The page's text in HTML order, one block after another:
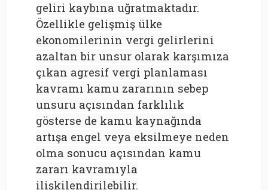
geliri kaybına uğratmaktadır.
Özellikle gelişmiş ülke
ekonomilerinin vergi gelirlerini
azaltan bir unsur olarak karşımıza
çıkan agresif vergi planlaması
kavramı kamu zararının sebep
unsuru açısından farklılık
gösterse de kamu kaynağında
artışa engel veya eksilmeye neden
olma sonucu açısından kamu
zararı kavramıyla
ilişkilendirilebilir.